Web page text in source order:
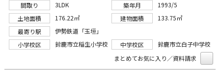
間取り 3LDK 築年月
1993/5
土地面積
176.22㎡ 建物面積
133.75㎡
最寄り駅
伊勢鉄道「玉垣」
小学校区
鈴鹿市立稲生小学校 中学校区
鈴鹿市立白子中学校
まとめてお気に入り／資料請求